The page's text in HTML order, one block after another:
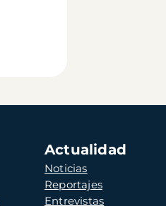
Actualidad
Noticias
Reportajes
Entrevistas